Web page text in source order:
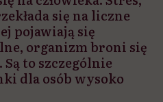
się na liczne
pojawiają się
organizm broni się
to szczególnie
dla osób wysoko